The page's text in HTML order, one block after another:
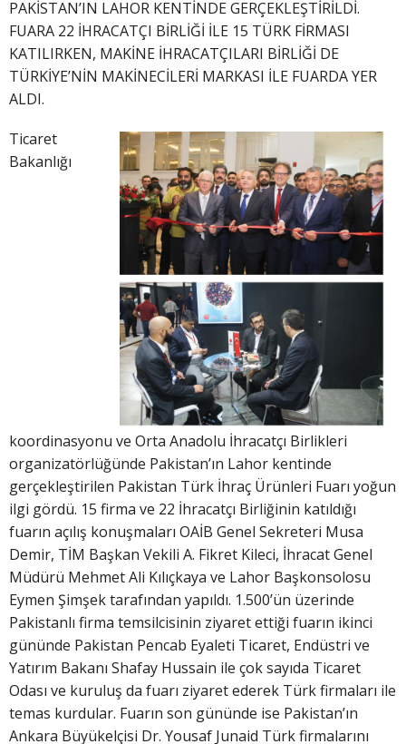
PAKİSTAN’IN LAHOR KENTİNDE GERÇEKLEŞTİRİLDİ.
FUARA 22 İHRACATÇI BİRLİĞİ İLE 15 TÜRK FİRMASI
KATILIRKEN, MAKİNE İHRACATÇILARI BİRLİĞİ DE
TÜRKİYE’NİN MAKİNECİLERİ MARKASI İLE FUARDA YER
ALDI.
Ticaret
Bakanlığı
koordinasyonu ve Orta Anadolu İhracatçı Birlikleri
organizatörlüğünde Pakistan’ın Lahor kentinde
gerçekleştirilen Pakistan Türk İhraç Ürünleri Fuarı yoğun
ilgi gördü. 15 firma ve 22 İhracatçı Birliğinin katıldığı
fuarın açılış konuşmaları OAİB Genel Sekreteri Musa
Demir, TİM Başkan Vekili A. Fikret Kileci, İhracat Genel
Müdürü Mehmet Ali Kılıçkaya ve Lahor Başkonsolosu
Eymen Şimşek tarafından yapıldı. 1.500’ün üzerinde
Pakistanlı firma temsilcisinin ziyaret ettiği fuarın ikinci
gününde Pakistan Pencab Eyaleti Ticaret, Endüstri ve
Yatırım Bakanı Shafay Hussain ile çok sayıda Ticaret
Odası ve kuruluş da fuarı ziyaret ederek Türk firmaları ile
temas kurdular. Fuarın son gününde ise Pakistan’ın
Ankara Büyükelçisi Dr. Yousaf Junaid Türk firmalarını